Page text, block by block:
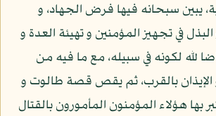
يبين سبحانه فيها فرض الجهاد، و
في تجهيز المؤمنين و تهيئة العدة و
لله لكونه في سبيله، مع ما فيه من
الإيذان بالقرب، ثم يقص قصة طالوت و
بها هؤلاء المؤمنون المأمورون بالقتال